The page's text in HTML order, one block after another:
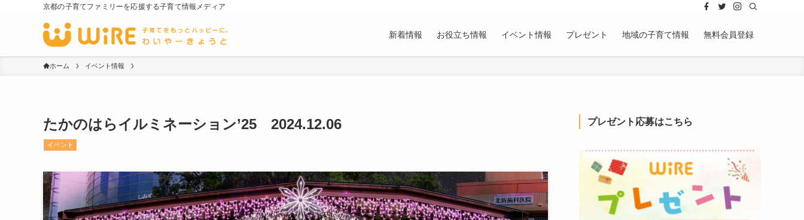
京都の子育てファミリーを応援する子育て情報メディア
新着情報 お役立ち情報 イベント情報 プレゼント 地域の子育て情報 無料会員登録
ホーム イベント情報
たかのはらイルミネーション’25 2024.12.06
イベント
プレゼント応募はこちら